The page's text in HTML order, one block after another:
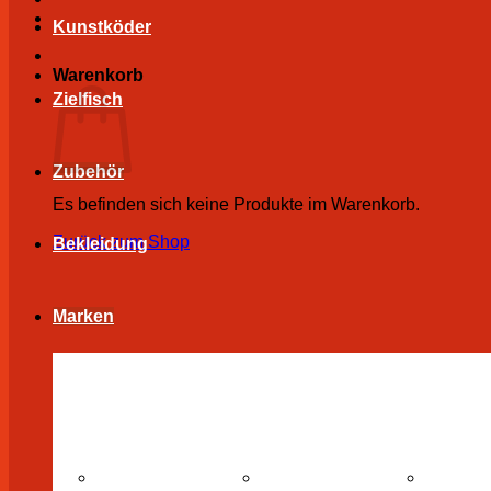
Warenkorb
Es befinden sich keine Produkte im Warenkorb.
Zurück zum Shop
Kunstköder
Zielfisch
Zubehör
Bekleidung
Marken